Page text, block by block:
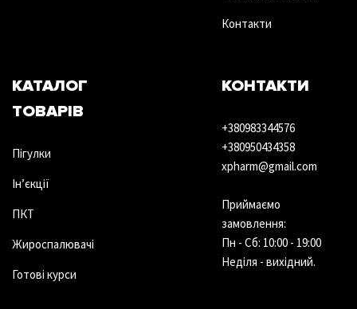
Контакти
КАТАЛОГ
ТОВАРІВ
Пігулки
Ін’єкції
ПКТ
Жироспалювачі
Готові курси
КОНТАКТИ
+380983344576
+380950434358
xpharm@gmail.com
Приймаємо
замовлення:
Пн - Сб: 10:00 - 19:00
Неділя - вихідний.